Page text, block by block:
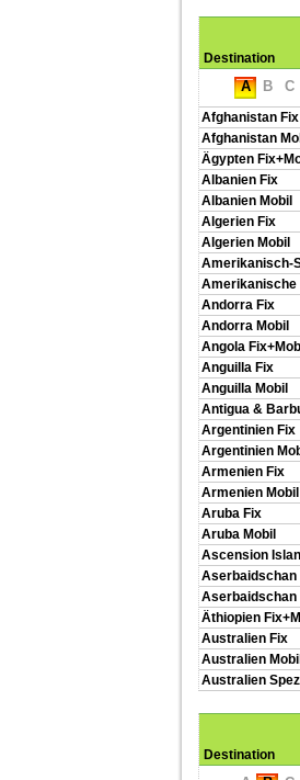
Destination
A B C
Afghanistan Fix
Afghanistan
Ägypten
Albanien Fix
Albanien Mobil
Algerien Fix
Algerien Mobil
Amerikanisch-
Amerikanische
Andorra Fix
Andorra Mobil
Angola
Anguilla Fix
Anguilla Mobil
Antigua &
Argentinien Fix
Argentinien
Armenien Fix
Armenien Mobil
Aruba Fix
Aruba Mobil
Ascension
Aserbaidschan
Aserbaidschan
Äthiopien
Australien Fix
Australien
Australien
Destination